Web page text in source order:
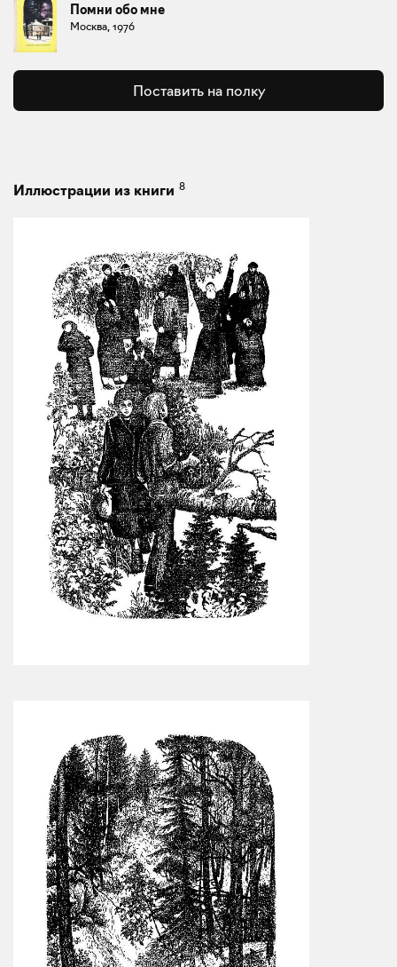
Помни обо мне
Москва, 1976
Поставить на полку
Иллюстрации из книги 8